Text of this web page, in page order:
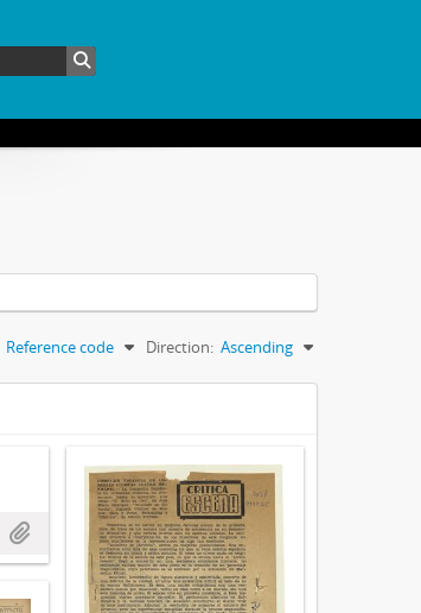
Reference code Direction: Ascending